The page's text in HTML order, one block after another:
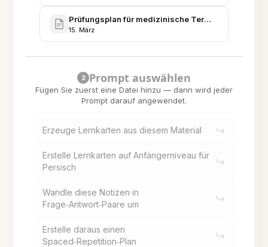
Prüfungsplan für medizinische Terminologie
15. März
2 Prompt auswählen
Fügen Sie zuerst eine Datei hinzu — dann wird jeder
Prompt darauf angewendet.
Erzeuge Lernkarten aus diesem Material
Erstelle Lernkarten auf Anfängerniveau für
Persisch
Wandle diese Notizen in
Frage‑Antwort‑Paare um
Erstelle daraus einen
Spaced‑Repetition‑Plan